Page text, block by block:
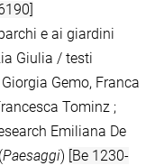
e ai giardini
Giulia / testi
Gemo, Franca
Tominz ;
Emiliana De
Paesaggi) [Be 1230-